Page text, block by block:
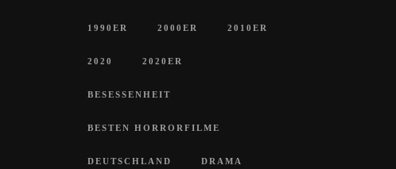
1990ER 2000ER 2010ER
2020 2020ER
BESESSENHEIT
BESTEN HORRORFILME
DEUTSCHLAND DRAMA